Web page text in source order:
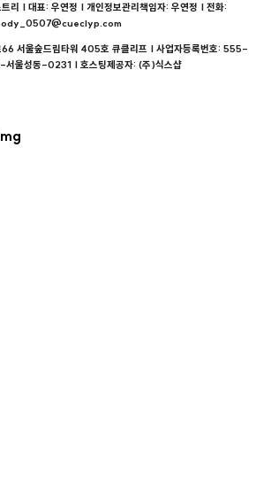
리 | 대표: 우연정 | 개인정보관리책임자: 우연정 | 전화:
서울숲드림타워 405호 큐클리프 | 사업자등록번호: 555-
서울성동-0231 | 호스팅제공자: (주)식스샵